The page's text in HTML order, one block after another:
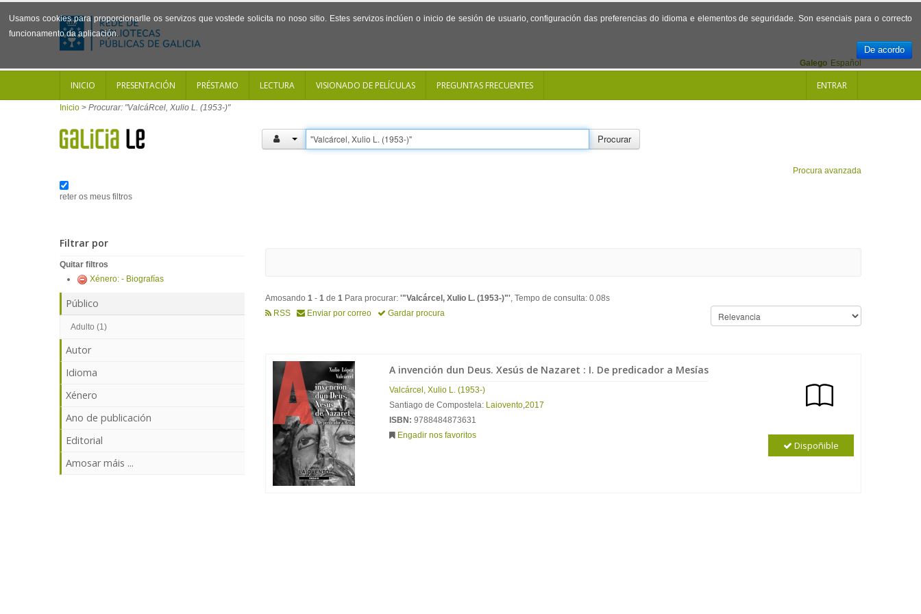
Usamos cookies para proporcionarlle os servizos que vostede solicita no noso sitio. Estes servizos inclúen o inicio de sesión de usuario, configuración das preferencias do idioma e elementos de seguridade. Son esenciais para o correcto
funcionamento da aplicación.
De acordo
Español
Galego
INICIO PRESENTACIÓN PRÉSTAMO LECTURA VISIONADO DE PELÍCULAS PREGUNTAS FRECUENTES ENTRAR
Inicio > Procurar: "ValcáRcel, Xulio L. (1953-)"
Procurar
Procura avanzada
reter os meus filtros
Filtrar por
Quitar filtros
Xénero: - Biografías
Público
Adulto (1)
Autor
Idioma
Xénero
Ano de publicación
Editorial
Amosar máis ...
Amosando 1 - 1 de 1 Para procurar: '"Valcárcel, Xulio L. (1953-)"', Tempo de consulta: 0.08s
RSS
Enviar por correo Gardar procura
A invención dun Deus. Xesús de Nazaret : I. De predicador a Mesías
Valcárcel , Xulio L. (1953-)
Santiago de Compostela: Laiovento,2017
ISBN: 9788484873631
Engadir nos favoritos
Dispoñible